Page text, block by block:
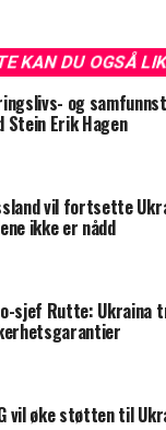
KAN DU OGSÅ
og
Stein Erik Hagen
vil fortsette
ikke er nådd
sjef Rutte: Ukraina
vil øke støtten til